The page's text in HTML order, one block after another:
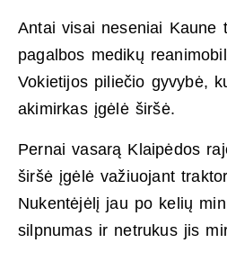
Antai visai neseniai Kaune
pagalbos medikų
Vokietijos piliečio gyvybė,
akimirkas įgėlė širšė.
Pernai vasarą Klaipėdos
širšė įgėlė važiuojant
Nukentėjėlį jau po kelių
silpnumas ir netrukus jis